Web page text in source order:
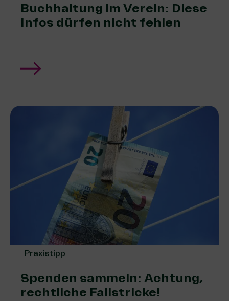
Buchhaltung im Verein: Diese
Infos dürfen nicht fehlen
Praxistipp
Spenden sammeln: Achtung,
rechtliche Fallstricke!